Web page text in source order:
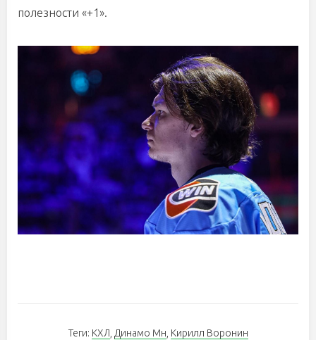
полезности «+1».
Теги: КХЛ, Динамо Мн, Кирилл Воронин